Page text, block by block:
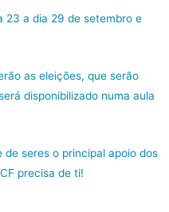
23 a dia 29 de setembro e
as eleições, que serão
disponibilizado numa aula
de seres o principal apoio dos
precisa de ti!